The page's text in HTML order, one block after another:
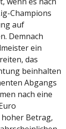
Champions
auf
Demnach
ein
das
beinhalten
Abgangs
nach eine
hoher Betrag,